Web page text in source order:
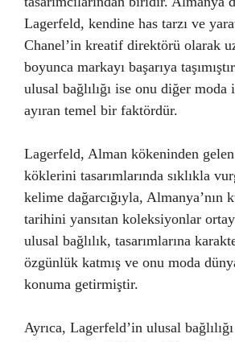
Lagerfeld, kendine has tarzı ve
Chanel’in kreatif direktörü olarak
boyunca markayı başarıya
ulusal bağlılığı ise onu diğer moda
ayıran temel bir faktördür.
Lagerfeld, Alman kökeninden
köklerini tasarımlarında sıklıkla
kelime dağarcığıyla, Almanya’nın
tarihini yansıtan koleksiyonlar
ulusal bağlılık, tasarımlarına
özgünlük katmış ve onu moda
konuma getirmiştir.
Ayrıca, Lagerfeld’in ulusal